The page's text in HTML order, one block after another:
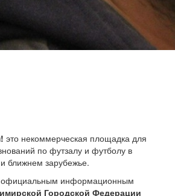
это некоммерческая площадка для
по футзалу и футболу в
ближнем зарубежье.
официальным информационным
Городской Федерации